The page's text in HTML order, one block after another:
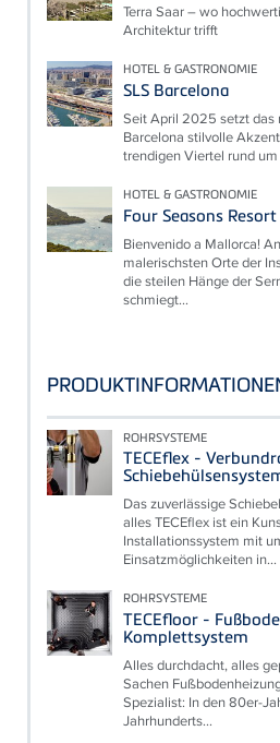
Terra Saar – wo
Architektur trifft
HOTEL & GASTRONOMIE
SLS Barcelona
Seit April 2025 setzt das
Barcelona stilvolle
trendigen Viertel rund
HOTEL & GASTRONOMIE
Four Seasons
Bienvenido a Mallorca!
malerischsten Orte der
die steilen Hänge der
schmiegt...
ROHRSYSTEME
TECEflex -
Das zuverlässige
alles TECEflex ist ein
Installationssystem mit
Einsatzmöglichkeiten in...
ROHRSYSTEME
TECEfloor -
Komplettsystem
Alles durchdacht, alles
Sachen
Spezialist: In den 80er-
Jahrhunderts...